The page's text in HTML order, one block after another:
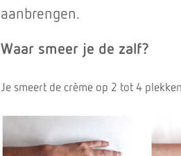
aanbrengen.
Waar smeer je de zalf?
Je smeert de crème op 2 tot 4